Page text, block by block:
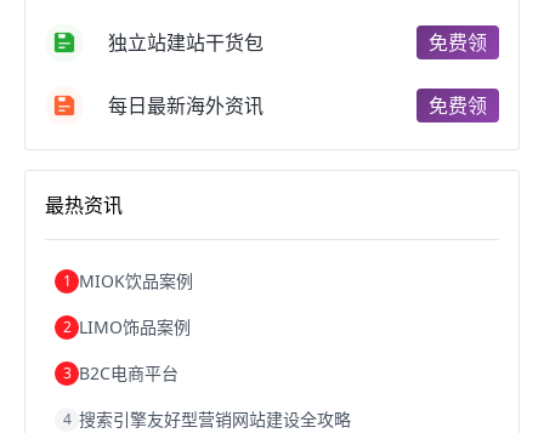
天津跨境电商东南亚跨境电商
跨境电商b2b阿里巴巴跨境电商
跨境电商关税
跨境电商建站
浙江跨境电商宁波跨境电商跨境电商的模式
跨境电商优势跨境电商的优势
独立站建站干货包 免费领
每日最新海外资讯 免费领
最热资讯
1 MIOK饮品案例
2 LIMO饰品案例
3 B2C电商平台
4 搜索引擎友好型营销网站建设全攻略